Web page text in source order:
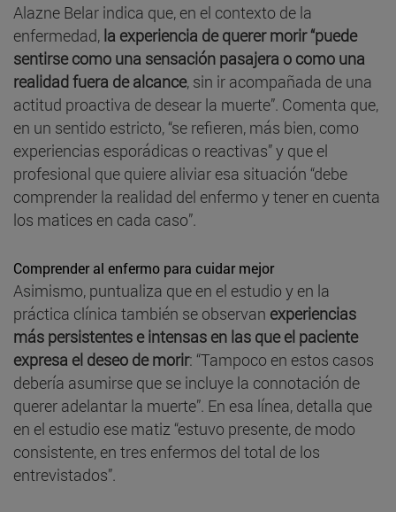
Alazne Belar indica que, en el contexto de la
enfermedad, la experiencia de querer morir “puede
sentirse como una sensación pasajera o como una
realidad fuera de alcance, sin ir acompañada de una
actitud proactiva de desear la muerte”. Comenta que,
en un sentido estricto, “se refieren, más bien, como
experiencias esporádicas o reactivas” y que el
profesional que quiere aliviar esa situación “debe
comprender la realidad del enfermo y tener en cuenta
los matices en cada caso”.
Comprender al enfermo para cuidar mejor
Asimismo, puntualiza que en el estudio y en la
práctica clínica también se observan experiencias
más persistentes e intensas en las que el paciente
expresa el deseo de morir: “Tampoco en estos casos
debería asumirse que se incluye la connotación de
querer adelantar la muerte”. En esa línea, detalla que
en el estudio ese matiz “estuvo presente, de modo
consistente, en tres enfermos del total de los
entrevistados”.